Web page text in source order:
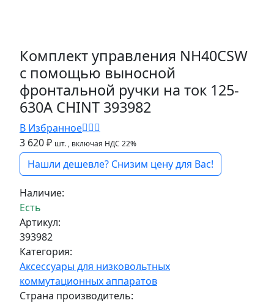
Комплект управления NH40CSW
с помощью выносной
фронтальной ручки на ток 125-
630А CHINT 393982
В Избранное
3 620 ₽ шт. , включая НДС 22%
Нашли дешевле? Снизим цену для Вас!
Наличие:
Есть
Артикул:
393982
Категория:
Аксессуары для низковольтных
коммутационных аппаратов
Страна производитель: